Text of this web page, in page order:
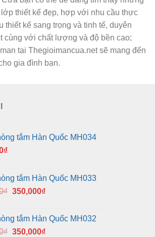
thiết kế đẹp, hợp với nhu cầu thực
thiết kế sang trọng và tinh tế, duyên
cùng với chất lượng và độ bền cao;
tại Thegioimancua.net sẽ mang đến
gia đình bạn.
tắm Hàn Quốc MH034
₫
tắm Hàn Quốc MH033
₫ Giá
400,000₫.
350,000₫Giá
là:
350,000₫.
tắm Hàn Quốc MH032
₫ Giá
350,000₫Giá